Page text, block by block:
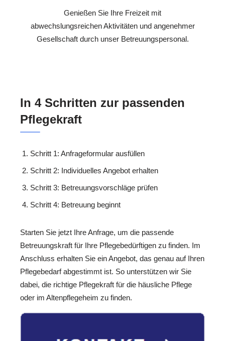
Genießen Sie Ihre Freizeit mit
abwechslungsreichen Aktivitäten und angenehmer
Gesellschaft durch unser Betreuungspersonal.
In 4 Schritten zur passenden
Pflegekraft
Schritt 1: Anfrageformular ausfüllen
Schritt 2: Individuelles Angebot erhalten
Schritt 3: Betreuungsvorschläge prüfen
Schritt 4: Betreuung beginnt
Starten Sie jetzt Ihre Anfrage, um die passende
Betreuungskraft für Ihre Pflegebedürftigen zu finden. Im
Anschluss erhalten Sie ein Angebot, das genau auf Ihren
Pflegebedarf abgestimmt ist. So unterstützen wir Sie
dabei, die richtige Pflegekraft für die häusliche Pflege
oder im Altenpflegeheim zu finden.